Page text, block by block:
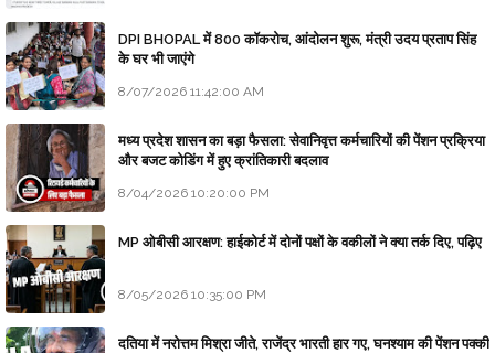
DPI BHOPAL में 800 कॉकरोच, आंदोलन शुरू, मंत्री उदय प्रताप सिंह
के घर भी जाएंगे
8/07/2026 11:42:00 AM
मध्य प्रदेश शासन का बड़ा फैसला: सेवानिवृत्त कर्मचारियों की पेंशन प्रक्रिया
और बजट कोडिंग में हुए क्रांतिकारी बदलाव
8/04/2026 10:20:00 PM
MP ओबीसी आरक्षण: हाईकोर्ट में दोनों पक्षों के वकीलों ने क्या तर्क दिए, पढ़िए
8/05/2026 10:35:00 PM
दतिया में नरोत्तम मिश्रा जीते, राजेंद्र भारती हार गए, घनश्याम की पेंशन पक्की